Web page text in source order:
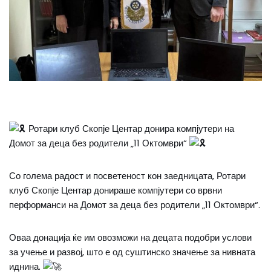
Ротари клуб Скопје Центар донира компјутери на
Домот за деца без родители „11 Октомври“
Со голема радост и посветеност кон заедницата, Ротари
клуб Скопје Центар донираше компјутери со врвни
перформанси на Домот за деца без родители „11 Октомври“.
Оваа донација ќе им овозможи на децата подобри услови
за учење и развој, што е од суштинско значење за нивната
иднина.